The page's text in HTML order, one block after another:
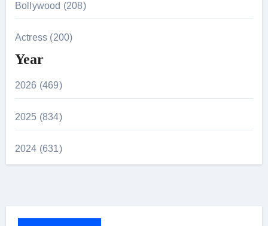
Bollywood (208)
Actress (200)
Year
2026 (469)
2025 (834)
2024 (631)